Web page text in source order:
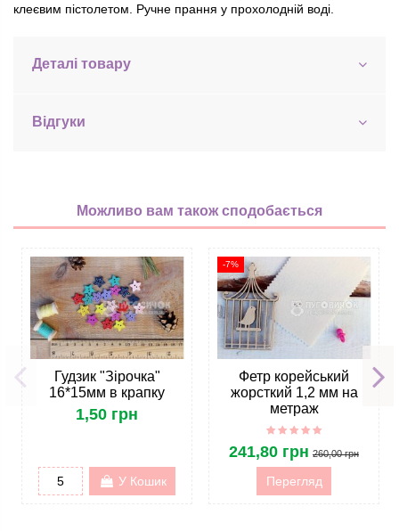
клеєвим пістолетом. Ручне прання у прохолодній воді.
Деталі товару
Відгуки
Можливо вам також сподобається
Гудзик "Зірочка"
16*15мм в крапку
1,50 грн
У Кошик
-7%
Фетр корейський
жорсткий 1,2 мм на
метраж
241,80 грн 260,00 грн
Перегляд